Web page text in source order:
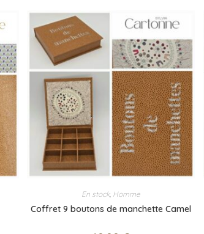
En stock, Homme
Coffret 9 boutons de manchette Camel